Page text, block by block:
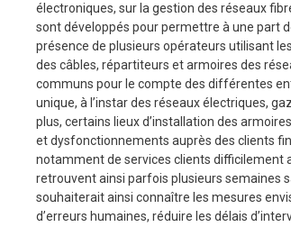
électroniques, sur la gestion des réseaux
sont développés pour permettre à une part
présence de plusieurs opérateurs utilisant
des câbles, répartiteurs et armoires des
communs pour le compte des différentes
unique, à l’instar des réseaux électriques,
plus, certains lieux d’installation des
et dysfonctionnements auprès des clients
notamment de services clients difficilement
retrouvent ainsi parfois plusieurs semaines
souhaiterait ainsi connaître les mesures
d’erreurs humaines, réduire les délais